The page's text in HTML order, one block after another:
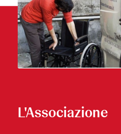
L'Associazione